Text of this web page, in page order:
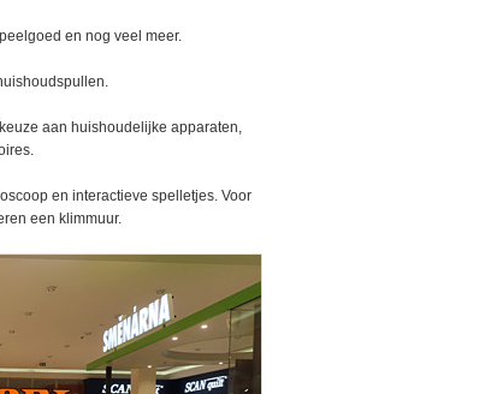
en nog veel meer.
aan huishoudelijke apparaten,
en interactieve spelletjes. Voor
een klimmuur.